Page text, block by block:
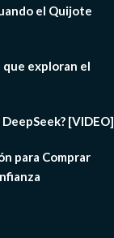
el Quijote
exploran el
[VIDEO]
para Comprar